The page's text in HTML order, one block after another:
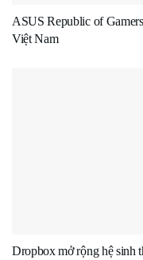
ASUS Republic of
Việt Nam
Dropbox mở rộng hệ sinh